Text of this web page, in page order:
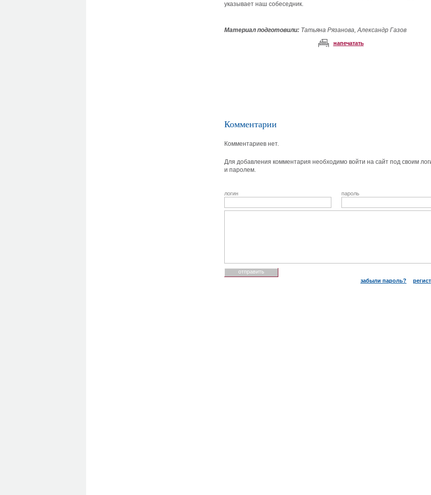
указывает наш собеседник.
Материал подготовили: Татьяна Рязанова, Александр Газов
напечатать
Комментарии
Комментариев нет.
Для добавления комментария необходимо войти на сайт под своим
и паролем.
логин пароль
забыли пароль?